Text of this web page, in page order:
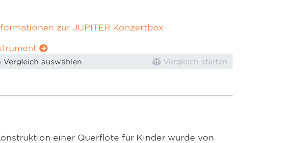
zur JUPITER Konzertbox
Vergleich auswählen Vergleich starten
einer Querflöte für Kinder wurde von